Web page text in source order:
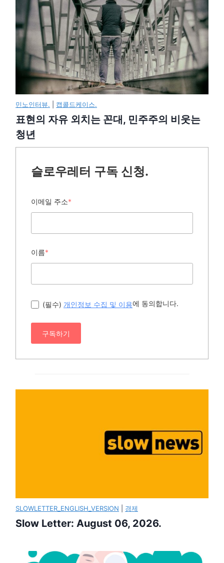
민노인터뷰. 캡콜드케이스.
표현의 자유 외치는 꼰대, 민주주의 비웃는
청년
슬로우레터 구독 신청.
이메일 주소*
이름*
(필수) 개인정보 수집 및 이용에 동의합니다.
구독하기
SLOWLETTER_ENGLISH_VERSION 경제
Slow Letter: August 06, 2026.